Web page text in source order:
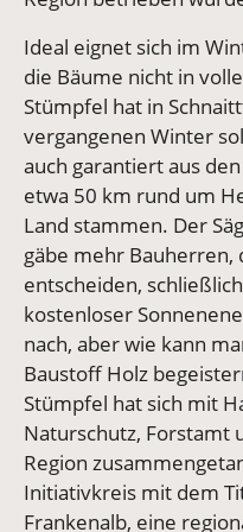
Ideal eignet sich im
die Bäume nicht in
Stümpfel hat in
vergangenen Winter
auch garantiert aus
etwa 50 km rund um
Land stammen. Der
gäbe mehr Bauherren,
entscheiden,
kostenloser
nach, aber wie kann
Baustoff Holz
Stümpfel hat sich mit
Naturschutz, Forstamt
Region
Initiativkreis mit dem
Frankenalb, eine